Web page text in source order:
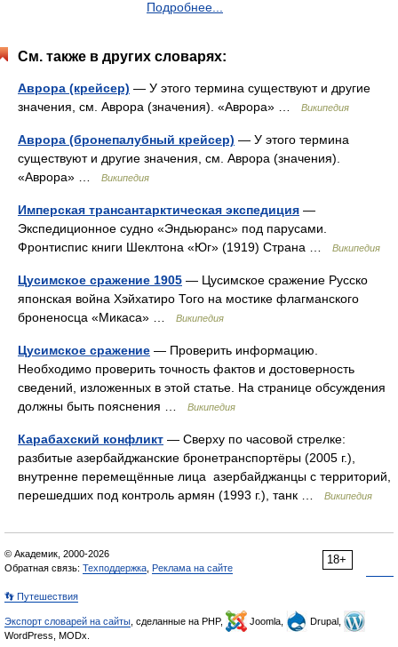
Подробнее...
См. также в других словарях:
Аврора (крейсер) — У этого термина существуют и другие
значения, см. Аврора (значения). «Аврора» …
Википедия
Аврора (бронепалубный крейсер) — У этого термина
существуют и другие значения, см. Аврора (значения).
«Аврора» …
Википедия
Имперская трансантарктическая экспедиция —
Экспедиционное судно «Эндьюранс» под парусами.
Фронтиспис книги Шеклтона «Юг» (1919) Страна …
Википедия
Цусимское сражение 1905 — Цусимское сражение Русско
японская война Хэйхатиро Того на мостике флагманского
броненосца «Микаса» …
Википедия
Цусимское сражение — Проверить информацию.
Необходимо проверить точность фактов и достоверность
сведений, изложенных в этой статье. На странице обсуждения
должны быть пояснения …
Википедия
Карабахский конфликт — Сверху по часовой стрелке:
разбитые азербайджанские бронетранспортёры (2005 г.),
внутренне перемещённые лица азербайджанцы с территорий,
перешедших под контроль армян (1993 г.), танк …
Википедия
18+
© Академик, 2000-2026
Обратная связь: Техподдержка Реклама на сайте
👣 Путешествия
Экспорт словарей на сайты , сделанные на PHP, Joomla,
Drupal,
WordPress, MODx.